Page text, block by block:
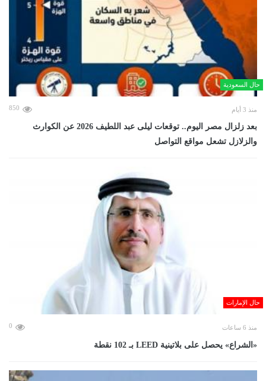
حال السعودية
منذ 3 أيام 850
بعد زلزال مصر اليوم.. توقعات ليلى عبد اللطيف 2026 عن الكوارث
والزلازل تشعل مواقع التواصل
حال الإمارات
منذ 6 ساعات 0
«الشراع» يحصل على بلاتينية LEED بـ 102 نقطة